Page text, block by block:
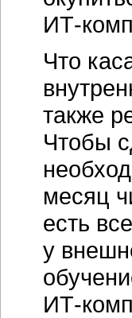
ИТ-
Что
также
Чтобы
месяц
есть
у
ИТ-